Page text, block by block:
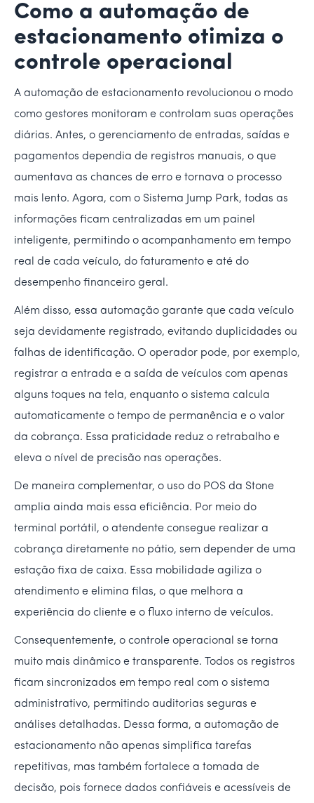
Como a automação de
estacionamento otimiza o
controle operacional
A automação de estacionamento revolucionou o modo
como gestores monitoram e controlam suas operações
diárias. Antes, o gerenciamento de entradas, saídas e
pagamentos dependia de registros manuais, o que
aumentava as chances de erro e tornava o processo
mais lento. Agora, com o Sistema Jump Park, todas as
informações ficam centralizadas em um painel
inteligente, permitindo o acompanhamento em tempo
real de cada veículo, do faturamento e até do
desempenho financeiro geral.
Além disso, essa automação garante que cada veículo
seja devidamente registrado, evitando duplicidades ou
falhas de identificação. O operador pode, por exemplo,
registrar a entrada e a saída de veículos com apenas
alguns toques na tela, enquanto o sistema calcula
automaticamente o tempo de permanência e o valor
da cobrança. Essa praticidade reduz o retrabalho e
eleva o nível de precisão nas operações.
De maneira complementar, o uso do POS da Stone
amplia ainda mais essa eficiência. Por meio do
terminal portátil, o atendente consegue realizar a
cobrança diretamente no pátio, sem depender de uma
estação fixa de caixa. Essa mobilidade agiliza o
atendimento e elimina filas, o que melhora a
experiência do cliente e o fluxo interno de veículos.
Consequentemente, o controle operacional se torna
muito mais dinâmico e transparente. Todos os registros
ficam sincronizados em tempo real com o sistema
administrativo, permitindo auditorias seguras e
análises detalhadas. Dessa forma, a automação de
estacionamento não apenas simplifica tarefas
repetitivas, mas também fortalece a tomada de
decisão, pois fornece dados confiáveis e acessíveis de